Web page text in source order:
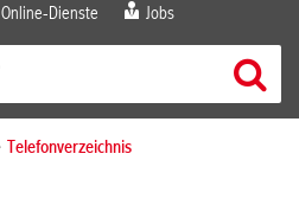
Online-Dienste Jobs
Telefonverzeichnis